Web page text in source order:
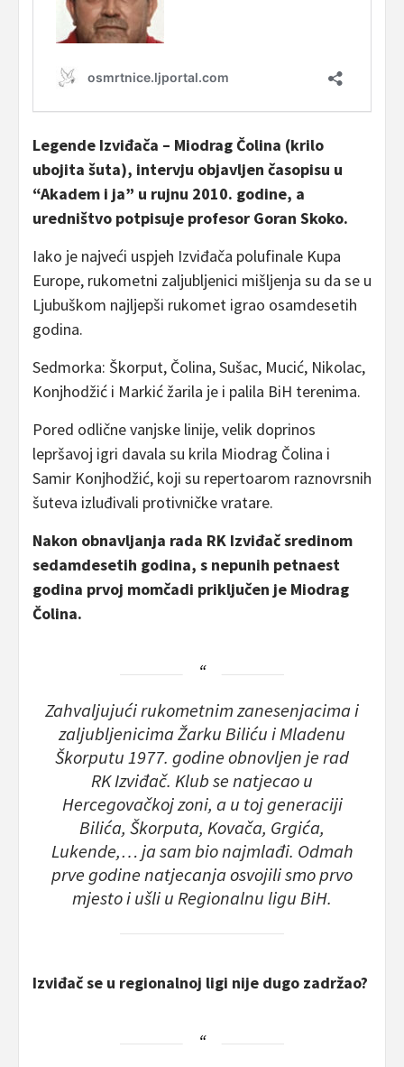
Legende Izviđača – Miodrag Čolina (krilo
ubojita šuta), intervju objavljen časopisu u
“Akadem i ja” u rujnu 2010. godine, a
uredništvo potpisuje profesor Goran Skoko.
Iako je najveći uspjeh Izviđača polufinale Kupa
Europe, rukometni zaljubljenici mišljenja su da se u
Ljubuškom najljepši rukomet igrao osamdesetih
godina.
Sedmorka: Škorput, Čolina, Sušac, Mucić, Nikolac,
Konjhodžić i Markić žarila je i palila BiH terenima.
Pored odlične vanjske linije, velik doprinos
lepršavoj igri davala su krila Miodrag Čolina i
Samir Konjhodžić, koji su repertoarom raznovrsnih
šuteva izluđivali protivničke vratare.
Nakon obnavljanja rada RK Izviđač sredinom
sedamdesetih godina, s nepunih petnaest
godina prvoj momčadi priključen je Miodrag
Čolina.
Zahvaljujući rukometnim zanesenjacima i
zaljubljenicima Žarku Biliću i Mladenu
Škorputu 1977. godine obnovljen je rad
RK Izviđač. Klub se natjecao u
Hercegovačkoj zoni, a u toj generaciji
Bilića, Škorputa, Kovača, Grgića,
Lukende,… ja sam bio najmlađi. Odmah
prve godine natjecanja osvojili smo prvo
mjesto i ušli u Regionalnu ligu BiH.
Izviđač se u regionalnoj ligi nije dugo zadržao?